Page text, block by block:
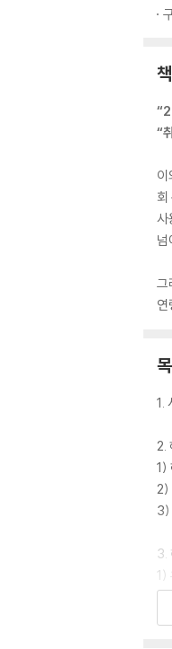
“
이
회
사
넘
그
연
1.
2.
1)
2)
3)
3.
1)
2)